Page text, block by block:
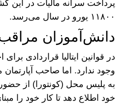
پرداخت سرانه مالیات در این
۱۱۸۰۰ یورو در سال می‌رسد.
دانش‌آموزان
در قوانین ایتالیا قراردادی برای
وجود ندارد. اما صاحب
به پلیس محل (کونتورا) از
خود اطلاع دهد تا کار خود را